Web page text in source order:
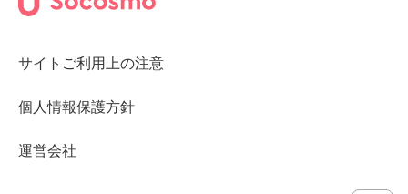
サイトご利用上の注意
個人情報保護方針
運営会社